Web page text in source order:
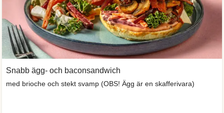
Snabb ägg- och baconsandwich
med brioche och stekt svamp (OBS! Ägg är en skafferivara)